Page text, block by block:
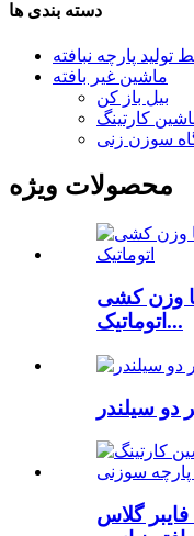
دسته بندی ها
تولید پارچه نبافته
ماشین غیر بافته
بیل باز کن
کارتینگ
سوزن زنی
محصولات ویژه
وزن کشی
اتوماتیک...
دو سیلندر
گلاس